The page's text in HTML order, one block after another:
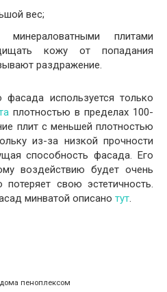
вес;
плитами
кожу от попадания
раздражение.
используется только
плотностью в пределах 100-
плит с меньшей плотностью
из-за низкой прочности
способность фасада. Его
воздействию будет очень
свою эстетичность.
минватой описано тут
пеноплексом